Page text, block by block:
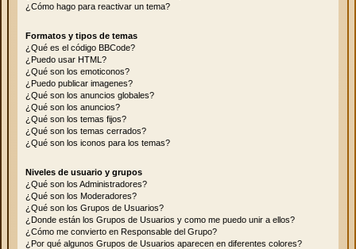
¿Cómo hago para reactivar un tema?
Formatos y tipos de temas
¿Qué es el código BBCode?
¿Puedo usar HTML?
¿Qué son los emoticonos?
¿Puedo publicar imagenes?
¿Qué son los anuncios globales?
¿Qué son los anuncios?
¿Qué son los temas fijos?
¿Qué son los temas cerrados?
¿Qué son los iconos para los temas?
Niveles de usuario y grupos
¿Qué son los Administradores?
¿Qué son los Moderadores?
¿Qué son los Grupos de Usuarios?
¿Donde están los Grupos de Usuarios y como me puedo unir a ellos?
¿Cómo me convierto en Responsable del Grupo?
¿Por qué algunos Grupos de Usuarios aparecen en diferentes colores?